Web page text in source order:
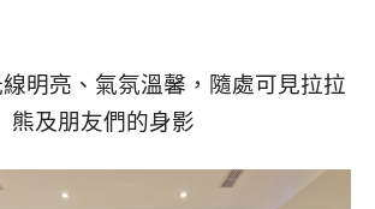
明亮、氣氛溫馨，隨處可見拉拉
熊及朋友們的身影